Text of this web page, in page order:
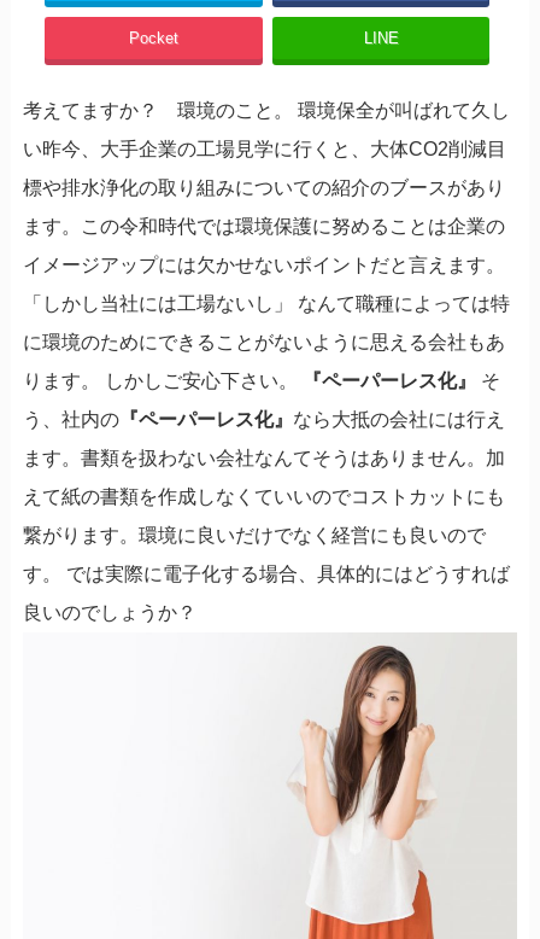
Pocket LINE
考えてますか？ 環境のこと。 環境保全が叫ばれて久し
い昨今、大手企業の工場見学に行くと、大体CO2削減目
標や排水浄化の取り組みについての紹介のブースがあり
ます。この令和時代では環境保護に努めることは企業の
イメージアップには欠かせないポイントだと言えます。
「しかし当社には工場ないし」 なんて職種によっては特
に環境のためにできることがないように思える会社もあ
ります。 しかしご安心下さい。
『ペーパーレス化』
そ
う、社内の『ペーパーレス化』 なら大抵の会社には行え
ます。書類を扱わない会社なんてそうはありません。加
えて紙の書類を作成しなくていいのでコストカットにも
繋がります。環境に良いだけでなく経営にも良いので
す。 では実際に電子化する場合、具体的にはどうすれば
良いのでしょうか？